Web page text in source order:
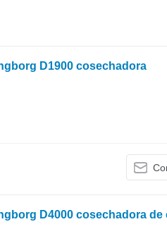
D1900 cosechadora
D4000 cosechadora de